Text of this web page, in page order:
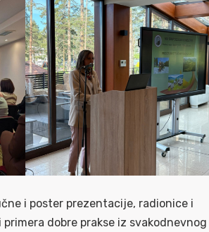
i poster prezentacije, radionice i
dobre prakse iz svakodnevnog